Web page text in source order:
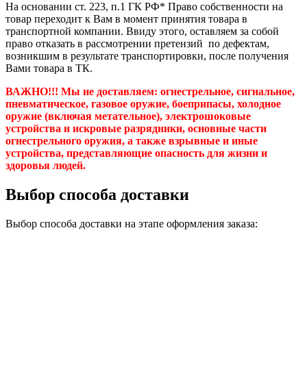
На основании ст. 223, п.1 ГК РФ* Право собственности на
товар переходит к Вам в момент принятия товара в
транспортной компании. Ввиду этого, оставляем за собой
право отказать в рассмотрении претензий по дефектам,
возникшим в результате транспортировки, после получения
Вами товара в ТК.
ВАЖНО!!! Мы не доставляем: огнестрельное, сигнальное,
пневматическое, газовое оружие, боеприпасы, холодное
оружие (включая метательное), электрошоковые
устройства и искровые разрядники, основные части
огнестрельного оружия, а также взрывные и иные
устройства, представляющие опасность для жизни и
здоровья людей.
Выбор способа доставки
Выбор способа доставки на этапе оформления заказа: